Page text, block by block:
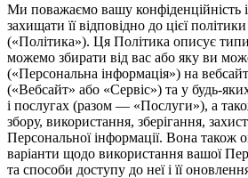
Ми поважаємо вашу конфіденційність і
захищати її відповідно до цієї
(«Політика»). Ця Політика описує
можемо збирати від вас або яку ви
(«Персональна інформація») на
(«Вебсайт» або «Сервіс») та у будь-
і послугах (разом — «Послуги»), а
збору, використання, зберігання,
Персональної інформації. Вона також
варіанти щодо використання вашої
та способи доступу до неї і її